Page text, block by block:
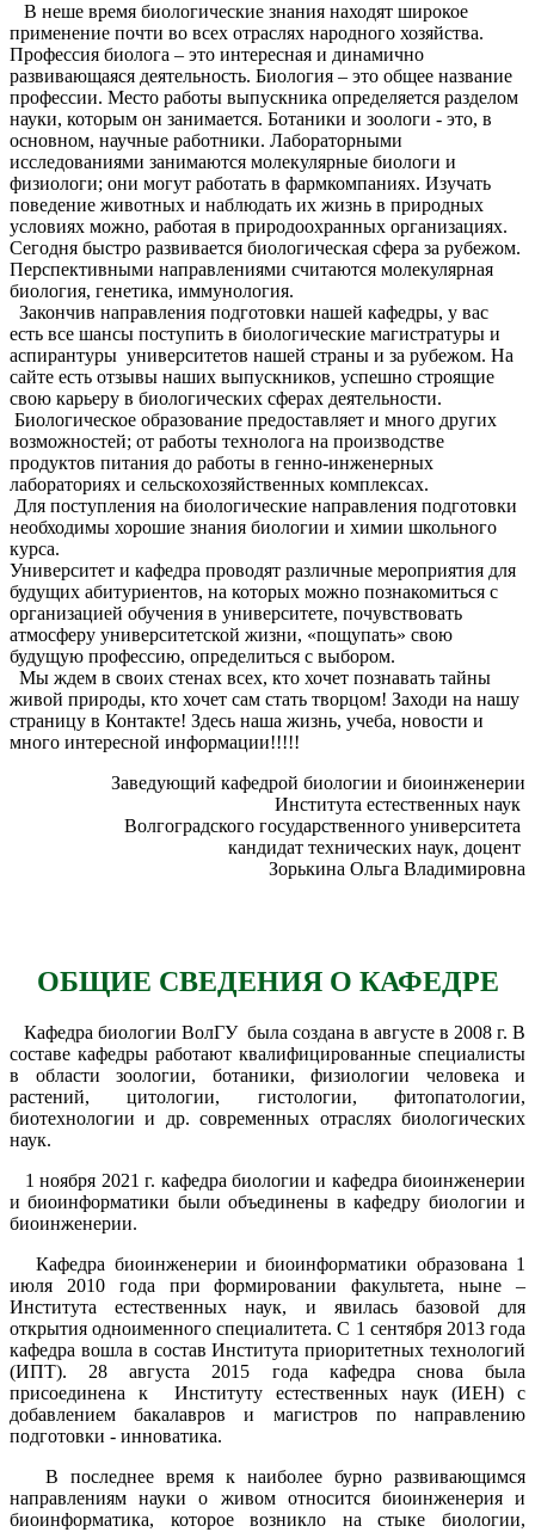
В неше время биологические знания находят широкое
применение почти во всех отраслях народного хозяйства.
Профессия биолога – это интересная и динамично
развивающаяся деятельность. Биология – это общее название
профессии. Место работы выпускника определяется разделом
науки, которым он занимается. Ботаники и зоологи - это, в
основном, научные работники. Лабораторными
исследованиями занимаются молекулярные биологи и
физиологи; они могут работать в фармкомпаниях. Изучать
поведение животных и наблюдать их жизнь в природных
условиях можно, работая в природоохранных организациях.
Сегодня быстро развивается биологическая сфера за рубежом.
Перспективными направлениями считаются молекулярная
биология, генетика, иммунология.
Закончив направления подготовки нашей кафедры, у вас
есть все шансы поступить в биологические магистратуры и
аспирантуры университетов нашей страны и за рубежом. На
сайте есть отзывы наших выпускников, успешно строящие
свою карьеру в биологических сферах деятельности.
Биологическое образование предоставляет и много других
возможностей; от работы технолога на производстве
продуктов питания до работы в генно-инженерных
лабораториях и сельскохозяйственных комплексах.
Для поступления на биологические направления подготовки
необходимы хорошие знания биологии и химии школьного
курса.
Университет и кафедра проводят различные мероприятия для
будущих абитуриентов, на которых можно познакомиться с
организацией обучения в университете, почувствовать
атмосферу университетской жизни, «пощупать» свою
будущую профессию, определиться с выбором.
Мы ждем в своих стенах всех, кто хочет познавать тайны
живой природы, кто хочет сам стать творцом! Заходи на нашу
страницу в Контакте! Здесь наша жизнь, учеба, новости и
много интересной информации!!!!!
Заведующий кафедрой биологии и биоинженерии
Института естественных наук
Волгоградского государственного университета
кандидат технических наук, доцент
Зорькина Ольга Владимировна
ОБЩИЕ СВЕДЕНИЯ О КАФЕДРЕ
Кафедра биологии ВолГУ была создана в августе в 2008 г. В
составе кафедры работают квалифицированные специалисты
в области зоологии, ботаники, физиологии человека и
растений, цитологии, гистологии, фитопатологии,
биотехнологии и др. современных отраслях биологических
наук.
1 ноября 2021 г. кафедра биологии и кафедра биоинженерии
и биоинформатики были объединены в кафедру биологии и
биоинженерии.
Кафедра биоинженерии и биоинформатики образована 1
июля 2010 года при формировании факультета, ныне –
Института естественных наук, и явилась базовой для
открытия одноименного специалитета. С 1 сентября 2013 года
кафедра вошла в состав Института приоритетных технологий
(ИПТ). 28 августа 2015 года кафедра снова была
присоединена к Институту естественных наук (ИЕН) с
добавлением бакалавров и магистров по направлению
подготовки - инноватика.
В последнее время к наиболее бурно развивающимся
направлениям науки о живом относится биоинженерия и
биоинформатика, которое возникло на стыке биологии,